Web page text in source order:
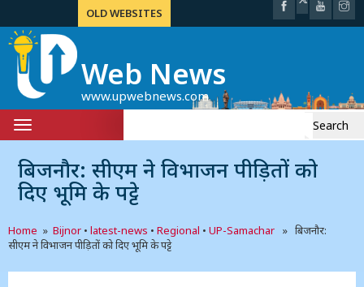
OLD WEBSITES
Web News
www.upwebnews.com
Toggle
navigation
बिजनौर: सीएम ने विभाजन पीड़ितों को
दिए भूमि के पट्टे
Home » Bijnor • latest-news • Regional • UP-Samachar » बिजनौर:
सीएम ने विभाजन पीड़ितों को दिए भूमि के पट्टे